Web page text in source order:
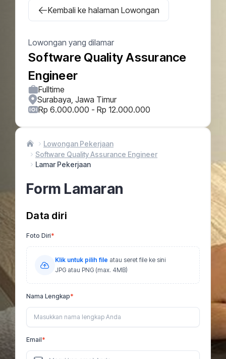
Kembali ke halaman Lowongan
Lowongan yang dilamar
Software Quality Assurance
Engineer
Fulltime
Surabaya, Jawa Timur
Rp 6.000.000 - Rp 12.000.000
Lowongan Pekerjaan
Software Quality Assurance Engineer
Lamar Pekerjaan
Form Lamaran
Data diri
Foto Diri*
Klik untuk pilih file atau seret file ke sini
JPG atau PNG (max. 4MB)
Nama Lengkap*
Email*